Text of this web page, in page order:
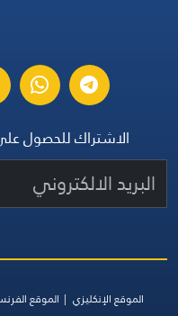
الاشتراك للحصول
الموقع الإنكليزي الموقع